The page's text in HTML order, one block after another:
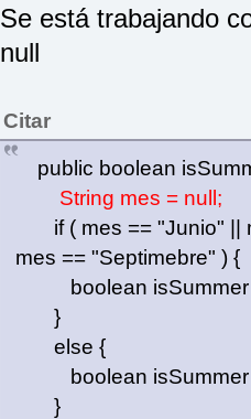
Se está trabajando
null
Citar
public boolean
String mes = null;
if ( mes == "Junio" ||
mes == "Septimebre" ) {
boolean isSummer
}
else {
boolean isSummer
}